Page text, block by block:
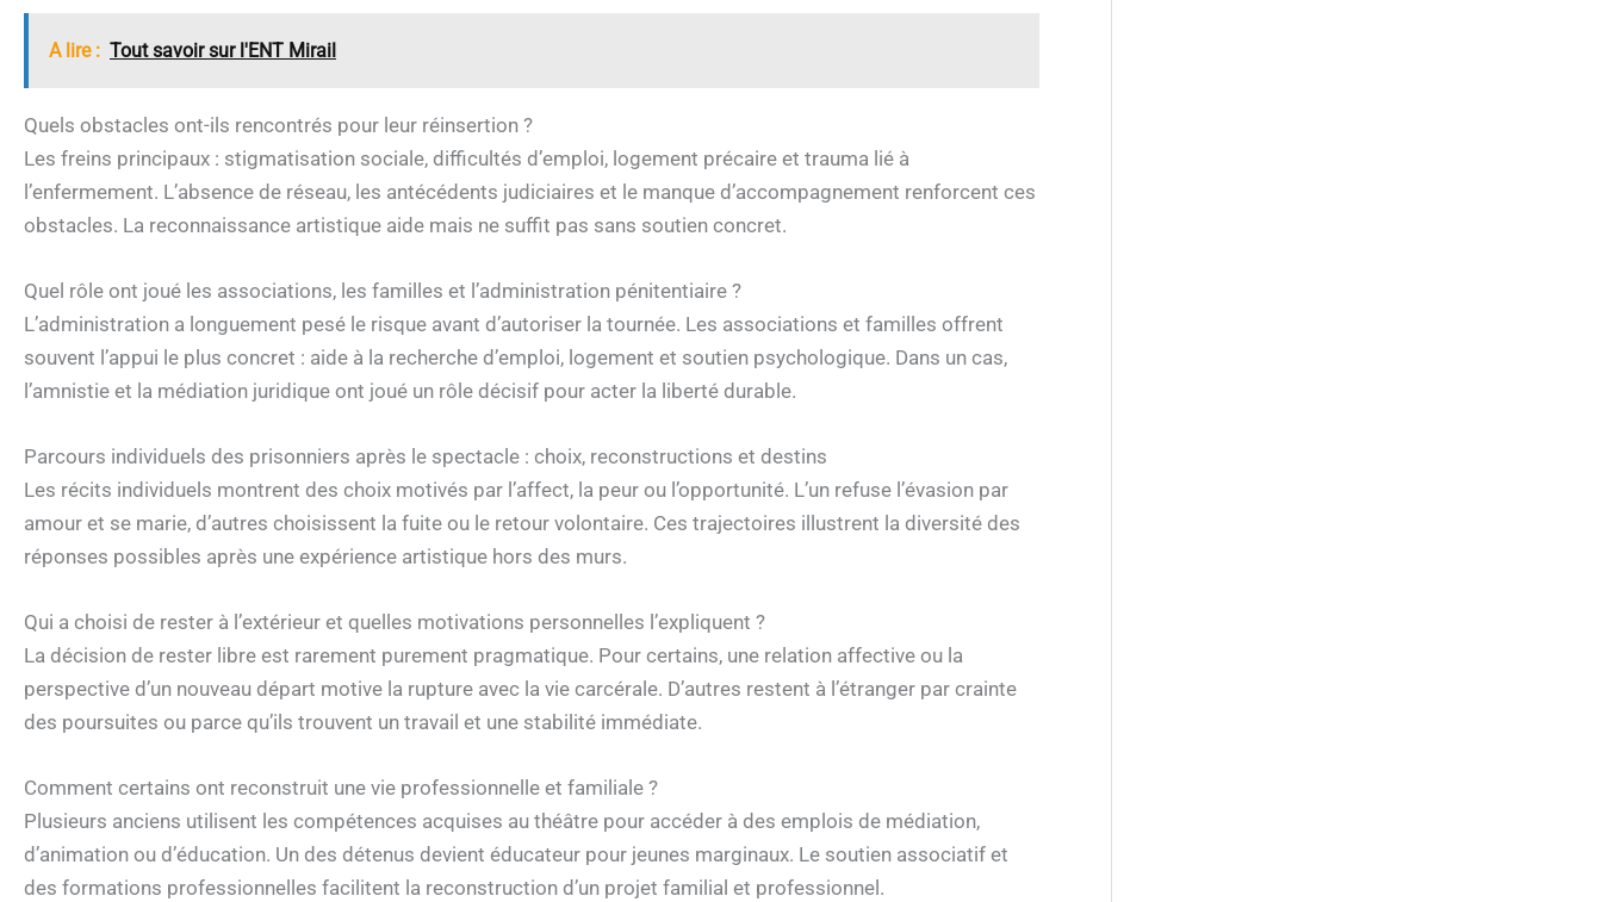
A lire : Tout savoir sur l'ENT Mirail
Quels obstacles ont-ils rencontrés pour leur réinsertion ?
Les freins principaux : stigmatisation sociale, difficultés d’emploi, logement précaire et trauma lié à
l’enfermement. L’absence de réseau, les antécédents judiciaires et le manque d’accompagnement renforcent ces
obstacles. La reconnaissance artistique aide mais ne suffit pas sans soutien concret.
Quel rôle ont joué les associations, les familles et l’administration pénitentiaire ?
L’administration a longuement pesé le risque avant d’autoriser la tournée. Les associations et familles offrent
souvent l’appui le plus concret : aide à la recherche d’emploi, logement et soutien psychologique. Dans un cas,
l’amnistie et la médiation juridique ont joué un rôle décisif pour acter la liberté durable.
Parcours individuels des prisonniers après le spectacle : choix, reconstructions et destins
Les récits individuels montrent des choix motivés par l’affect, la peur ou l’opportunité. L’un refuse l’évasion par
amour et se marie, d’autres choisissent la fuite ou le retour volontaire. Ces trajectoires illustrent la diversité des
réponses possibles après une expérience artistique hors des murs.
Qui a choisi de rester à l’extérieur et quelles motivations personnelles l’expliquent ?
La décision de rester libre est rarement purement pragmatique. Pour certains, une relation affective ou la
perspective d’un nouveau départ motive la rupture avec la vie carcérale. D’autres restent à l’étranger par crainte
des poursuites ou parce qu’ils trouvent un travail et une stabilité immédiate.
Comment certains ont reconstruit une vie professionnelle et familiale ?
Plusieurs anciens utilisent les compétences acquises au théâtre pour accéder à des emplois de médiation,
d’animation ou d’éducation. Un des détenus devient éducateur pour jeunes marginaux. Le soutien associatif et
des formations professionnelles facilitent la reconstruction d’un projet familial et professionnel.